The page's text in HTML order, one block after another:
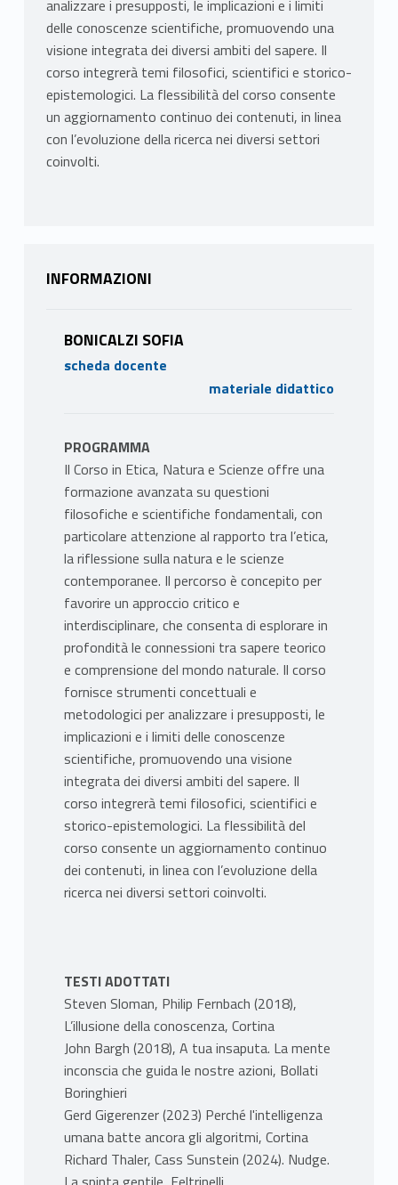
analizzare i presupposti, le implicazioni e i limiti
delle conoscenze scientifiche, promuovendo una
visione integrata dei diversi ambiti del sapere. Il
corso integrerà temi filosofici, scientifici e storico-
epistemologici. La flessibilità del corso consente
un aggiornamento continuo dei contenuti, in linea
con l’evoluzione della ricerca nei diversi settori
coinvolti.
INFORMAZIONI
BONICALZI SOFIA
scheda docente
materiale didattico
PROGRAMMA
Il Corso in Etica, Natura e Scienze offre una
formazione avanzata su questioni
filosofiche e scientifiche fondamentali, con
particolare attenzione al rapporto tra l’etica,
la riflessione sulla natura e le scienze
contemporanee. Il percorso è concepito per
favorire un approccio critico e
interdisciplinare, che consenta di esplorare in
profondità le connessioni tra sapere teorico
e comprensione del mondo naturale. Il corso
fornisce strumenti concettuali e
metodologici per analizzare i presupposti, le
implicazioni e i limiti delle conoscenze
scientifiche, promuovendo una visione
integrata dei diversi ambiti del sapere. Il
corso integrerà temi filosofici, scientifici e
storico-epistemologici. La flessibilità del
corso consente un aggiornamento continuo
dei contenuti, in linea con l’evoluzione della
ricerca nei diversi settori coinvolti.
TESTI ADOTTATI
Steven Sloman, Philip Fernbach (2018),
L’illusione della conoscenza, Cortina
John Bargh (2018), A tua insaputa. La mente
inconscia che guida le nostre azioni, Bollati
Boringhieri
Gerd Gigerenzer (2023) Perché l'intelligenza
umana batte ancora gli algoritmi, Cortina
Richard Thaler, Cass Sunstein (2024). Nudge.